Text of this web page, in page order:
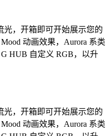
光，开箱即可开始展示您的
动画效果，Aurora 系类
HUB 自定义 RGB，以升
光，开箱即可开始展示您的
动画效果，Aurora 系类